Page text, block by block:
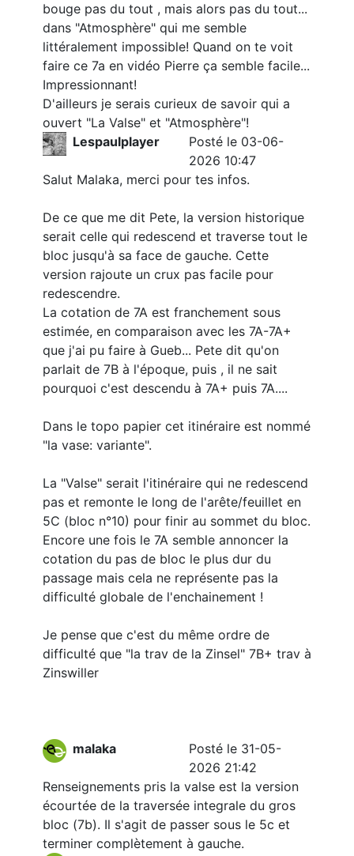
bouge pas du tout , mais alors pas du tout...
dans "Atmosphère" qui me semble
littéralement impossible! Quand on te voit
faire ce 7a en vidéo Pierre ça semble facile...
Impressionnant!
D'ailleurs je serais curieux de savoir qui a
ouvert "La Valse" et "Atmosphère"!
Lespaulplayer
Posté le 03-06-
2026 10:47
Salut Malaka, merci pour tes infos.
De ce que me dit Pete, la version historique
serait celle qui redescend et traverse tout le
bloc jusqu'à sa face de gauche. Cette
version rajoute un crux pas facile pour
redescendre.
La cotation de 7A est franchement sous
estimée, en comparaison avec les 7A-7A+
que j'ai pu faire à Gueb... Pete dit qu'on
parlait de 7B à l'époque, puis , il ne sait
pourquoi c'est descendu à 7A+ puis 7A....
Dans le topo papier cet itinéraire est nommé
"la vase: variante".
La "Valse" serait l'itinéraire qui ne redescend
pas et remonte le long de l'arête/feuillet en
5C (bloc n°10) pour finir au sommet du bloc.
Encore une fois le 7A semble annoncer la
cotation du pas de bloc le plus dur du
passage mais cela ne représente pas la
difficulté globale de l'enchainement !
Je pense que c'est du même ordre de
difficulté que "la trav de la Zinsel" 7B+ trav à
Zinswiller
malaka
Posté le 31-05-
2026 21:42
Renseignements pris la valse est la version
écourtée de la traversée integrale du gros
bloc (7b). Il s'agit de passer sous le 5c et
terminer complètement à gauche.